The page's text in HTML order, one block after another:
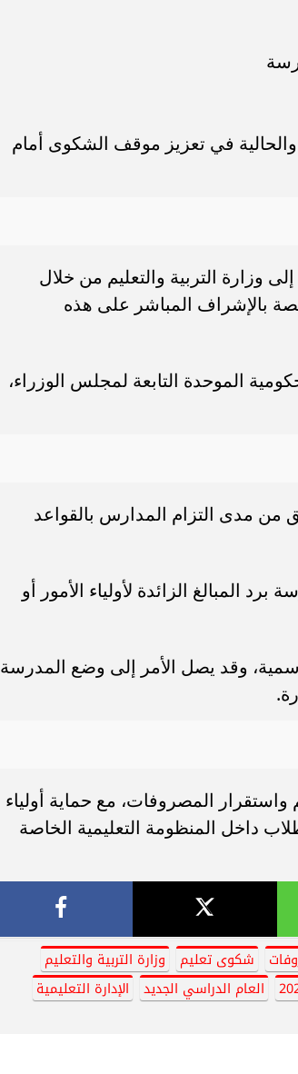
في تعزيز موقف الشكوى أمام
وزارة التربية والتعليم من خلال
بالإشراف المباشر على هذه
الموحدة التابعة لمجلس الوزراء،
مدى التزام المدارس بالقواعد
المبالغ الزائدة لأولياء الأمور أو
وقد يصل الأمر إلى وضع المدرسة
المصروفات، مع حماية أولياء
داخل المنظومة التعليمية الخاصة
شكوى تعليم
وزارة التربية والتعليم
العام الدراسي الجديد
الإدارة التعليمية